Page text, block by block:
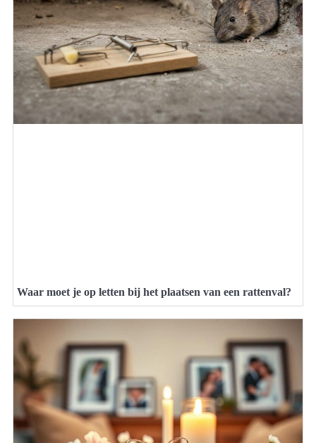
Waar moet je op letten bij het plaatsen van een rattenval?